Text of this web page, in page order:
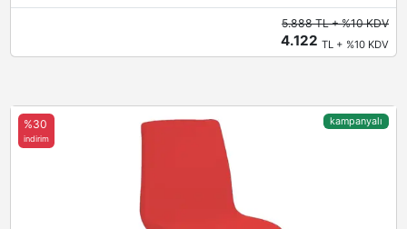
5.888 TL + %10 KDV
4.122TL + %10 KDV
%30
indirim
kampanyalı